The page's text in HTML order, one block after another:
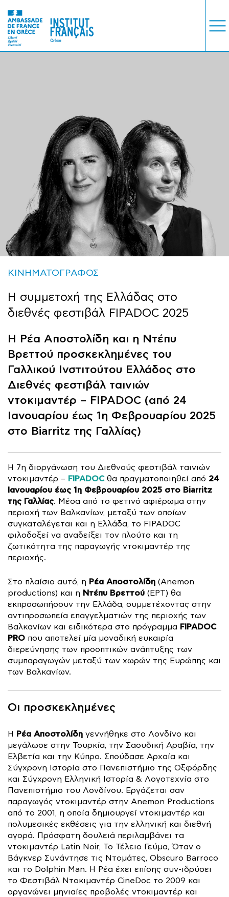
ΒΙΒΛΙΟΘΗΚΗ
ΚΙΝΗΜΑΤΟΓΡΑΦΟΣ
Η συμμετοχή της Ελλάδας στο
διεθνές φεστιβάλ FIPADOC 2025
Η Ρέα Αποστολίδη και η Ντέπυ
Βρεττού προσκεκλημένες του
Γαλλικού Ινστιτούτου Ελλάδος στο
Διεθνές φεστιβάλ ταινιών
ντοκιμαντέρ – FIPADOC (από 24
Ιανουαρίου έως 1η Φεβρουαρίου 2025
στο Biarritz της Γαλλίας)
Η 7η διοργάνωση του Διεθνούς φεστιβάλ ταινιών
ντοκιμαντέρ – FIPADOCθα πραγματοποιηθεί από 24
Ιανουαρίου έως 1η Φεβρουαρίου 2025 στο Biarritz
της Γαλλίας. Μέσα από το φετινό αφιέρωμα στην
περιοχή των Βαλκανίων, μεταξύ των οποίων
συγκαταλέγεται και η Ελλάδα, το FIPADOC
φιλοδοξεί να αναδείξει τον πλούτο και τη
ζωτικότητα της παραγωγής ντοκιμαντέρ της
περιοχής.
Στο πλαίσιο αυτό, η Ρέα Αποστολίδη (Anemon
productions) και η Ντέπυ Βρεττού (ΕΡΤ) θα
εκπροσωπήσουν την Ελλάδα, συμμετέχοντας στην
αντιπροσωπεία επαγγελματιών της περιοχής των
Βαλκανίων και ειδικότερα στο πρόγραμμα FIPADOC
PRO που αποτελεί μία μοναδική ευκαιρία
διερεύνησης των προοπτικών ανάπτυξης των
συμπαραγωγών μεταξύ των χωρών της Ευρώπης και
των Βαλκανίων.
Οι προσκεκλημένες
Η Ρέα Αποστολίδη γεννήθηκε στο Λονδίνο και
μεγάλωσε στην Τουρκία, την Σαουδική Αραβία, την
Ελβετία και την Κύπρο. Σπούδασε Αρχαία και
Σύγχρονη Ιστορία στο Πανεπιστήμιο της Οξφόρδης
και Σύγχρονη Ελληνική Ιστορία & Λογοτεχνία στο
Πανεπιστήμιο του Λονδίνου. Εργάζεται σαν
παραγωγός ντοκιμαντέρ στην Anemon Productions
από το 2001, η οποία δημιουργεί ντοκιμαντέρ και
πολυμεσικές εκθέσεις για την ελληνική και διεθνή
αγορά. Πρόσφατη δουλειά περιλαμβάνει τα
ντοκιμαντέρ Latin Noir, Το Τέλειο Γεύμα, Όταν ο
Βάγκνερ Συνάντησε τις Ντομάτες, Obscuro Barroco
και το Dolphin Man. Η Ρέα έχει επίσης συν-ιδρύσει
το Φεστιβάλ Ντοκιμαντέρ CineDoc το 2009 και
οργανώνει μηνιαίες προβολές ντοκιμαντέρ και